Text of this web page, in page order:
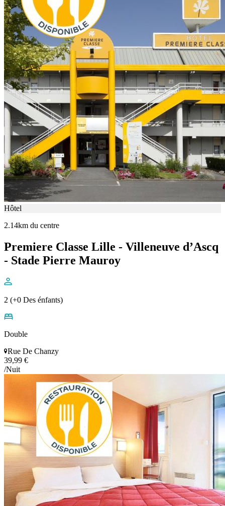
Hôtel
2.14km du centre
Premiere Classe Lille - Villeneuve d’Ascq
- Stade Pierre Mauroy
2 (+0 Des énfants)
Double
Rue De Chanzy
39,99 €
/Nuit